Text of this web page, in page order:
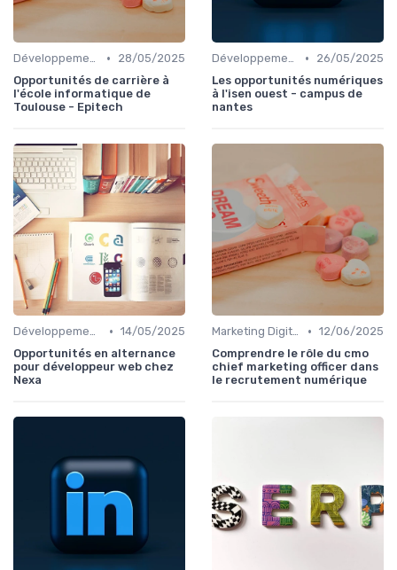
Développement Web et Mobile •
28/05/2025
Opportunités de carrière à
l'école informatique de
Toulouse - Epitech
Développement Web et Mobile •
26/05/2025
Les opportunités numériques
à l'isen ouest - campus de
nantes
Développement Web et Mobile • 14/05/2025
Opportunités en alternance
pour développeur web chez
Nexa
Marketing Digital et SEO • 12/06/2025
Comprendre le rôle du cmo
chief marketing officer dans
le recrutement numérique